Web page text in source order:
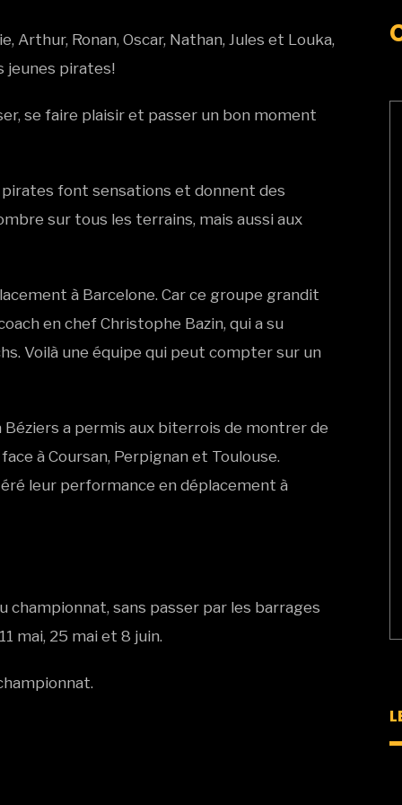
Arthur, Ronan, Oscar, Nathan, Jules et Louka,
jeunes pirates!
se faire plaisir et passer un bon moment
pirates font sensations et donnent des
sur tous les terrains, mais aussi aux
à Barcelone. Car ce groupe grandit
en chef Christophe Bazin, qui a su
Voilà une équipe qui peut compter sur un
a permis aux biterrois de montrer de
à Coursan, Perpignan et Toulouse.
leur performance en déplacement à
championnat, sans passer par les barrages
mai, 25 mai et 8 juin.